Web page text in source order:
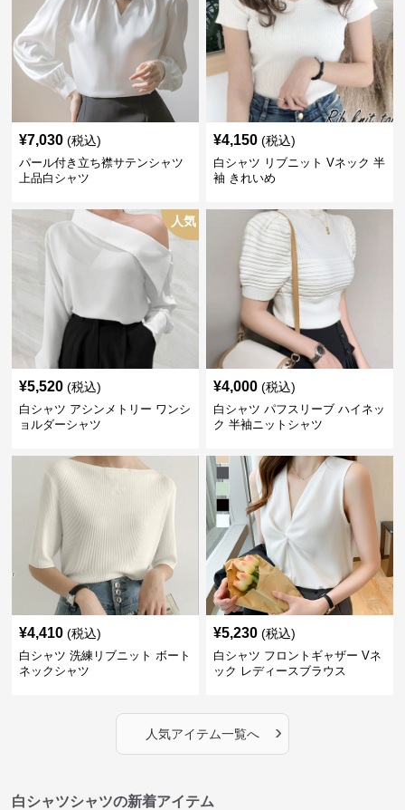
¥7,030 (税込)
パール付き立ち襟サテンシャツ
上品白シャツ
¥4,150 (税込)
白シャツ リブニット Vネック 半
袖 きれいめ
人気
¥5,520 (税込)
白シャツ アシンメトリー ワンシ
ョルダーシャツ
¥4,000 (税込)
白シャツ パフスリーブ ハイネッ
ク 半袖ニットシャツ
¥4,410 (税込)
白シャツ 洗練リブニット ボート
ネックシャツ
¥5,230 (税込)
白シャツ フロントギャザー Vネ
ック レディースブラウス
人気アイテム一覧へ ›
白シャツシャツの新着アイテム